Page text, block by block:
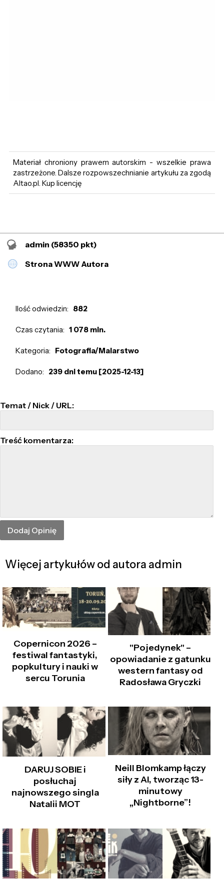
Materiał chroniony prawem autorskim - wszelkie prawa
zastrzeżone. Dalsze rozpowszechnianie artykułu za zgodą
Altao.pl. Kup licencję
admin (58350 pkt)
Strona WWW Autora
Ilość odwiedzin: 882
Czas czytania: 1 078 min.
Kategoria: Fotografia/Malarstwo
Dodano: 239 dni temu [2025-12-13]
Temat / Nick / URL:
Treść komentarza:
Więcej artykułów od autora admin
Copernicon 2026 –
festiwal fantastyki,
popkultury i nauki w
sercu Torunia
"Pojedynek" –
opowiadanie z gatunku
western fantasy od
Radosława Gryczki
DARUJ SOBIE i
posłuchaj
najnowszego singla
Natalii MOT
Neill Blomkamp łączy
siły z AI, tworząc 13-
minutowy
„Nightborne”!